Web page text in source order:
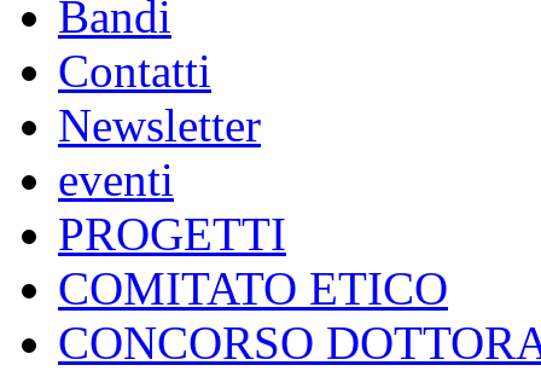
Bandi
Contatti
Newsletter
eventi
PROGETTI
COMITATO ETICO
CONCORSO